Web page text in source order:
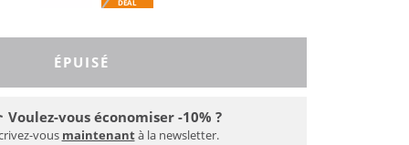
DEAL
ÉPUISÉ
Voulez-vous économiser -10% ?
vous maintenantà la newsletter.